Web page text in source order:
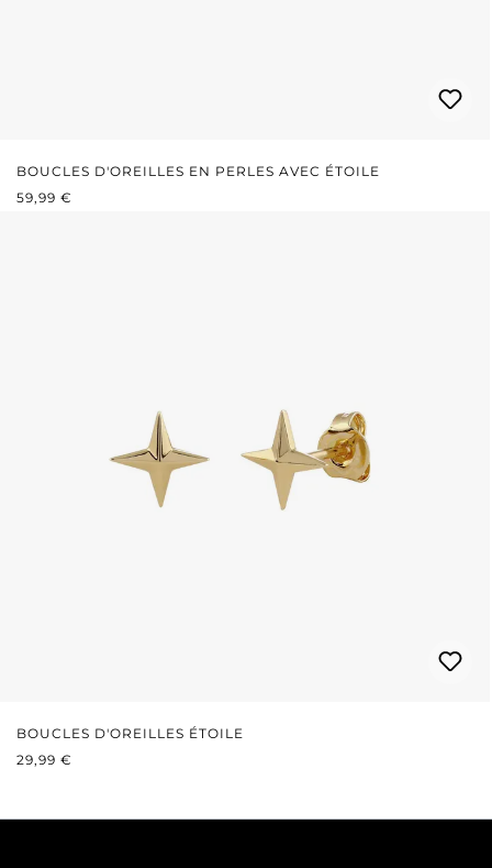
BOUCLES D'OREILLES EN PERLES AVEC ÉTOILE
PRIX RÉGULIER :
59,99 €
BOUCLES D'OREILLES ÉTOILE
PRIX RÉGULIER :
29,99 €